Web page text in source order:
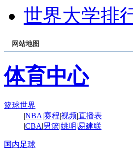
世界大学排
网站地图
体育中心
篮球世界
|NBA|赛程|视频|直播表
|CBA|男篮|姚明|易建联
国内足球